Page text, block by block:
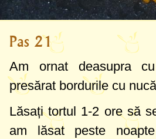
Pas 21
Am ornat deasupra
presărat bordurile cu
Lăsați tortul 1-2 ore să
am lăsat peste